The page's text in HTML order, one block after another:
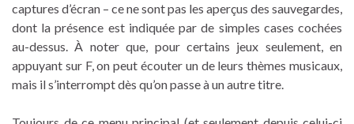
captures d’écran – ce ne sont pas les aperçus des sauvegardes,
dont la présence est indiquée par de simples cases cochées
au-dessus. À noter que, pour certains jeux seulement, en
appuyant sur F, on peut écouter un de leurs thèmes musicaux,
mais il s’interrompt dès qu’on passe à un autre titre.